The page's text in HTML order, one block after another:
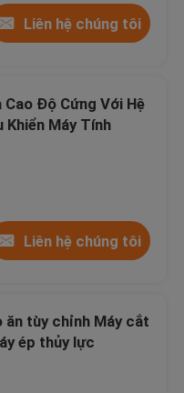
Liên hệ chúng tôi
Cao Độ Cứng Với Hệ
Khiển Máy Tính
Liên hệ chúng tôi
ăn tùy chỉnh Máy cắt
ép thủy lực